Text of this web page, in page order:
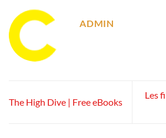
ADMIN
The High Dive | Free eBooks
Les